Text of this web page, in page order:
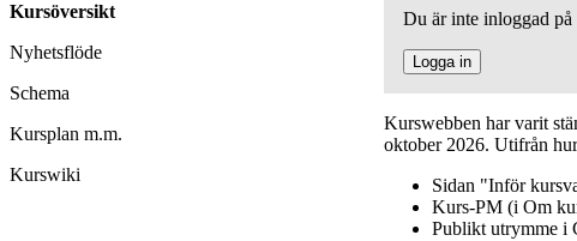
Du är inte inloggad
Logga in
Kurswebben har varit
oktober 2026. Utifrån
Sidan "Inför
Kurs-PM (i Om
Publikt utrymme i
Kursöversikt
Nyhetsflöde
Schema
Kursplan m.m.
Kurswiki